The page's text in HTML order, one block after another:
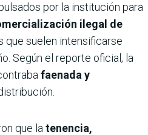
por la institución para
ilegal de
que suelen intensificarse
Según el reporte oficial, la
faenada y
que la tenencia,